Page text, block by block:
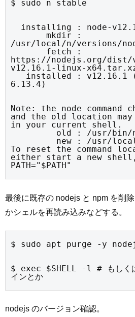
$ sudo n stable
/usr/local/n/versions/
https://nodejs.org/dist/
v12.16.1-linux-
6.13.4)
Note: the node command
and the old location may
in your current shell.
To reset the command
either start a new
PATH="$PATH"
最後に既存の nodejs と npm を削
かシェルを再読み込みなどする。
$ sudo apt purge -y
$ exec $SHELL -l # もしく
インとか
nodejs のバージョン確認。